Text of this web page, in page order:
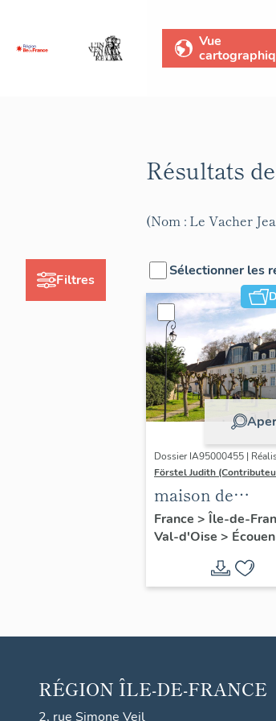
Vue
Filtres
Résultats
(Nom : Le Vacher
Sélectionner les
Dossier IA95000455 |
Förstel Judith
maison de
campagne, 2-4
Jean Le Vacher,
également
gendarmerie et
France > Île-de-
Val-d'Oise > Écouen
RÉGION ÎLE-DE-FRANCE
2, rue Simone Veil